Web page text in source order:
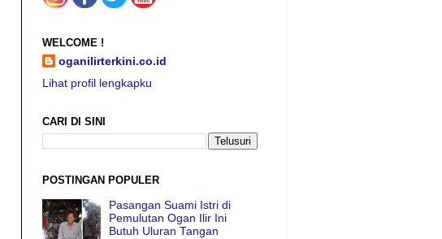
WELCOME !
oganilirterkini.co.id
Lihat profil lengkapku
CARI DI SINI
POSTINGAN POPULER
Pasangan Suami Istri di
Pemulutan Ogan Ilir Ini
Butuh Uluran Tangan